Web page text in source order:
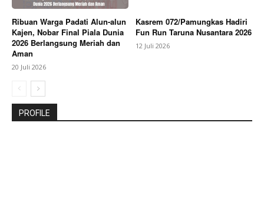
Ribuan Warga Padati Alun-alun
Kajen, Nobar Final Piala Dunia
2026 Berlangsung Meriah dan
Aman
20 Juli 2026
Kasrem 072/Pamungkas Hadiri
Fun Run Taruna Nusantara 2026
12 Juli 2026
PROFILE